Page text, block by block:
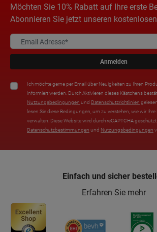
Möchten Sie 10% Rabatt auf Ihre erste
Abonnieren Sie jetzt unseren
Anmelden
Ich möchte gerne per Email über Neuigkeiten zu Ihren
informiert werden. Durch Aktivieren dieses Kästchens
Nutzungsbedingungen und Datenschutzrichtlinien
lesen Sie diese Bedingungen, um zu verstehen, wie wir
verwalten. Diese Website wird durch reCAPTCHA
Datenschutzbestimmungen und Nutzungsbedingungen
Einfach und sicher
Erfahren Sie mehr